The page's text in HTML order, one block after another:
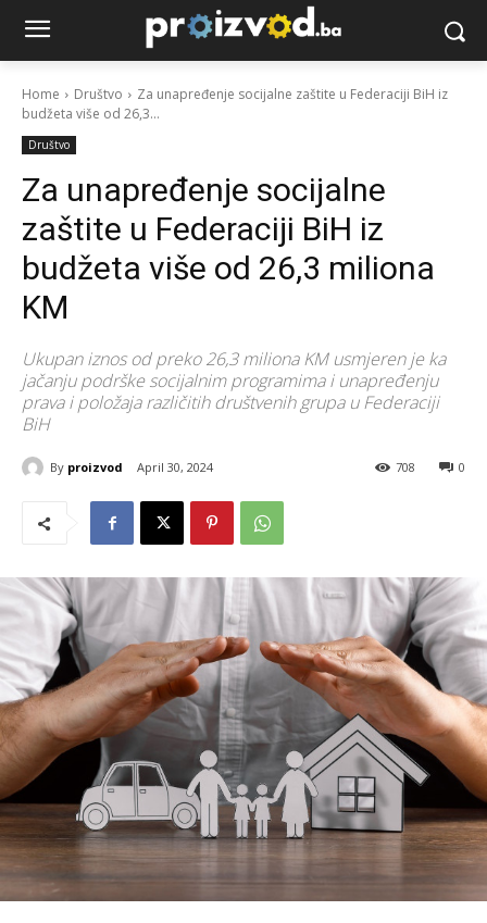
Home Društvo
Za unapređenje socijalne zaštite u Federaciji BiH iz
budžeta više od 26,3...
Društvo
Za unapređenje socijalne
zaštite u Federaciji BiH iz
budžeta više od 26,3 miliona
KM
Ukupan iznos od preko 26,3 miliona KM usmjeren je ka
jačanju podrške socijalnim programima i unapređenju
prava i položaja različitih društvenih grupa u Federaciji
BiH
By proizvod April 30, 2024 0
708